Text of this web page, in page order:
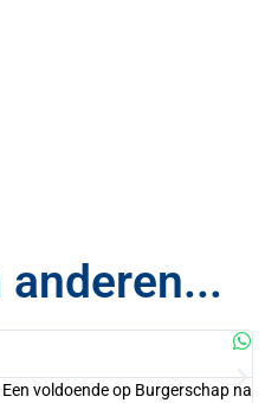
anderen...
voldoende op Burgerschap na